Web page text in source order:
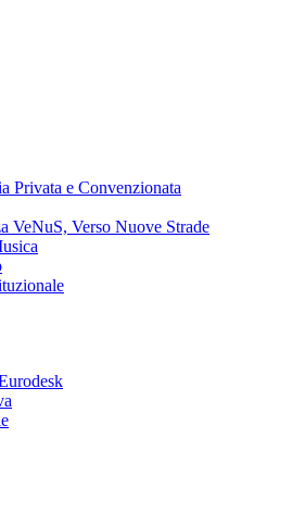
Privata e Convenzionata
VeNuS, Verso Nuove Strade